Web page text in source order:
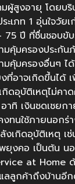
มผู้สูงอายุ โดยบ
เภท 1 อุ่นใจวัย
ปี ที่ชื่นชอบขั
มคุ้มครองประกัน
มคุ้มครองอื่นๆ ไ
ที่อาจเกิดขึ้นได้
ดอุบัติเหตุไม่คา
าทิ เงินชดเชยก
งทนใช้ภายนอก
งเกิดอุบัติเหตุ เช่
ยุงคอ เป็นต้น น
at Home
ลลูกค้าถึงบ้านอี